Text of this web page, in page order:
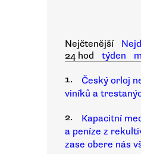
Nejčtenější
24 hod
týden
1.
Český orloj
viníků a
2.
Kapacitní
a peníze z
zase obere nás